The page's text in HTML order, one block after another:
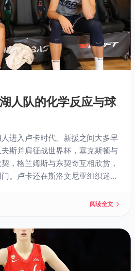
人队的化学反应与球
进入卢卡时代。新援之间大多早
斯并肩征战世界杯，塞克斯顿与
，格兰姆斯与东契奇互相欣赏，
。卢卡还在斯洛文尼亚组织迷你
阅读全文